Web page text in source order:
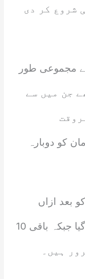
شروع کر دی
مجموعی طور
جن میں سے
کرتے ہوئے 4ملزمان کو دوبارہ
بعد ازاں
سہالہ پولیس کے حوالے کر دیا گیا جبکہ باقی 10
ہیں۔